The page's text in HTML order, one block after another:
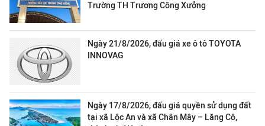
Trường TH Trương Công Xưởng
Ngày 21/8/2026, đấu giá xe ô tô TOYOTA
INNOVAG
Ngày 17/8/2026, đấu giá quyền sử dụng đất
tại xã Lộc An và xã Chân Mây – Lăng Cô,